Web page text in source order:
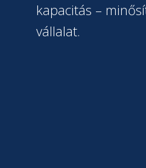
kapacitás –
vállalat.